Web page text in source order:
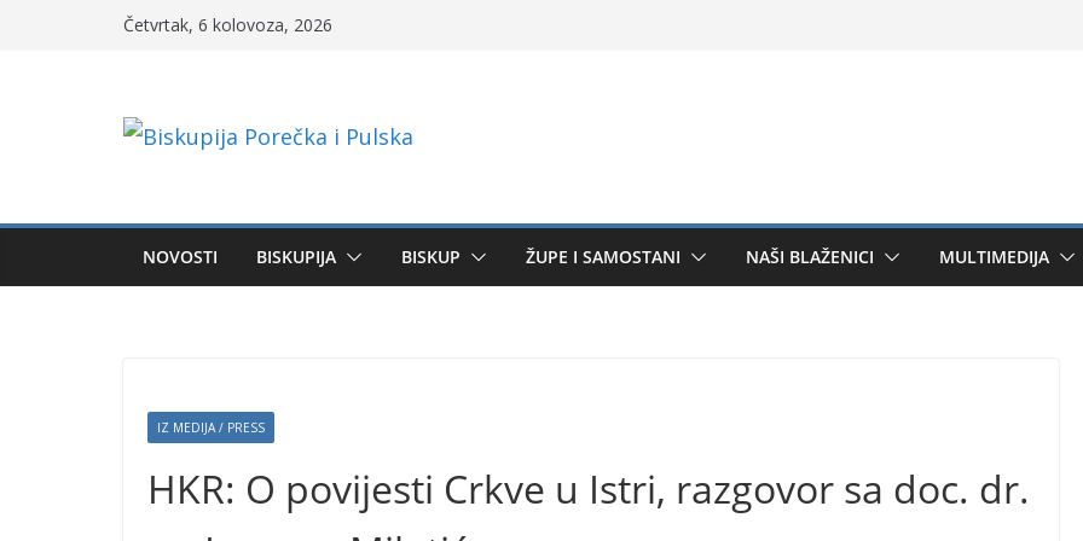
Četvrtak, 6 kolovoza, 2026
NOVOSTI BISKUPIJA BISKUP ŽUPE I SAMOSTANI NAŠI BLAŽENICI MULTIMEDIJA
IZ MEDIJA / PRESS
HKR: O povijesti Crkve u Istri, razgovor sa doc. dr.